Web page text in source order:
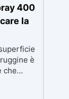
400
la
è
che